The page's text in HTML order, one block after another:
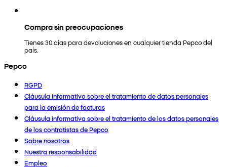
Compra sin preocupaciones
Tienes 30 días para devoluciones en cualquier tienda Pepco del
país.
Pepco
RGPD
Cláusula informativa sobre el tratamiento de datos personales
para la emisión de facturas
Cláusula informativa sobre el tratamiento de los datos personales
de los contratistas de Pepco
Sobre nosotros
Nuestra responsabilidad
Empleo